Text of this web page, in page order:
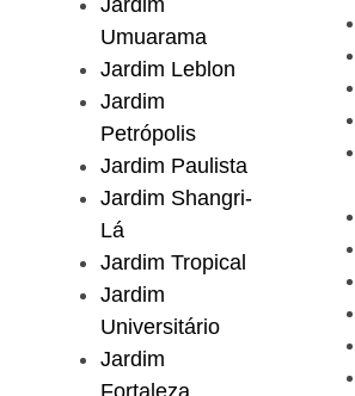
Umuarama
Jardim Leblon
Jardim
Petrópolis
Jardim Paulista
Jardim Shangri-
Lá
Jardim Tropical
Jardim
Universitário
Jardim
Fortaleza